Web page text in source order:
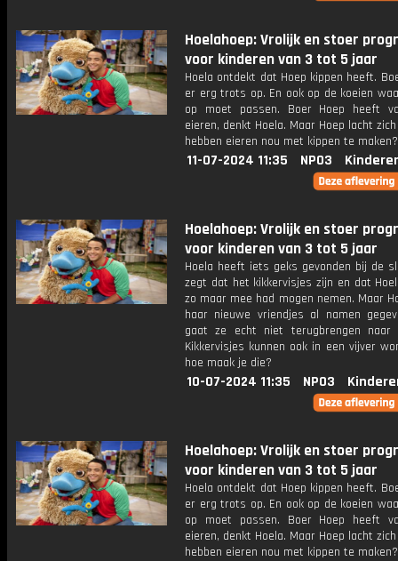
Hoelahoep: Vrolijk en stoer
voor kinderen van 3 tot 5 jaar
Hoela ontdekt dat Hoep kippen heeft.
er erg trots op. En ook op de koeien
op moet passen. Boer Hoep heeft
eieren, denkt Hoela. Maar Hoep lacht
hebben eieren nou met kippen te maken?
11-07-2024 11:35 NPO3
Hoelahoep: Vrolijk en stoer
voor kinderen van 3 tot 5 jaar
Hoela heeft iets geks gevonden bij de
zegt dat het kikkervisjes zijn en dat
zo maar mee had mogen nemen. Maar
haar nieuwe vriendjes al namen
gaat ze echt niet terugbrengen naar
Kikkervisjes kunnen ook in een vijver
hoe maak je die?
10-07-2024 11:35 NPO3
Hoelahoep: Vrolijk en stoer
voor kinderen van 3 tot 5 jaar
Hoela ontdekt dat Hoep kippen heeft.
er erg trots op. En ook op de koeien
op moet passen. Boer Hoep heeft
eieren, denkt Hoela. Maar Hoep lacht
hebben eieren nou met kippen te maken?